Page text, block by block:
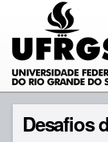
Desafios